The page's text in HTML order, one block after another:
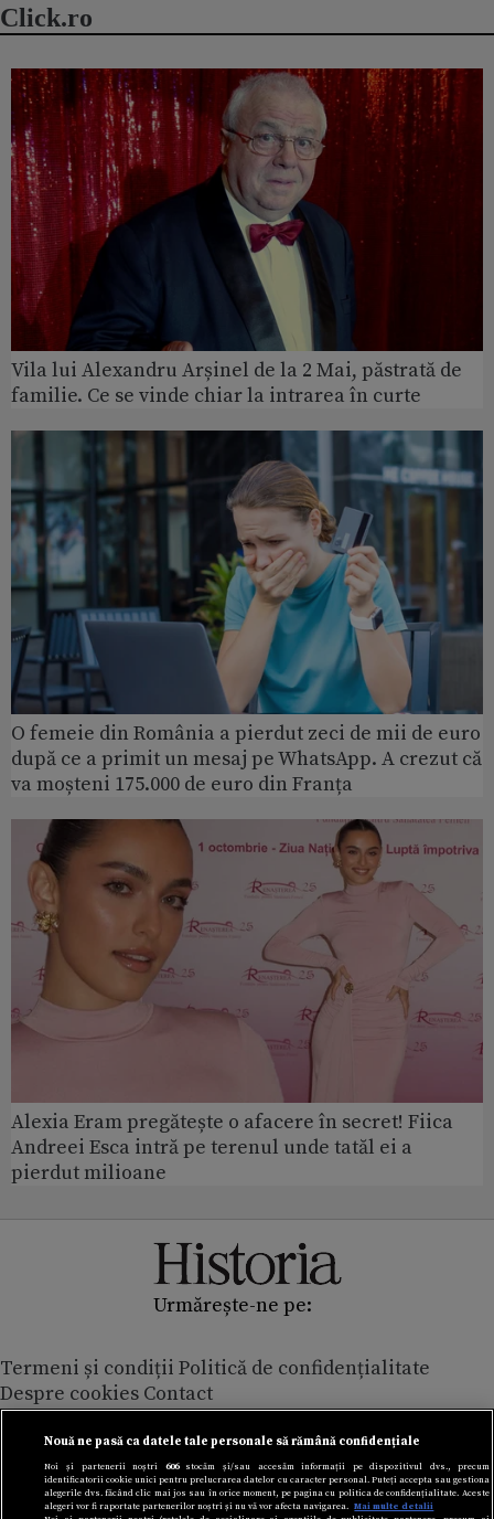
Click.ro
Vila lui Alexandru Arșinel de la 2 Mai, păstrată de
familie. Ce se vinde chiar la intrarea în curte
O femeie din România a pierdut zeci de mii de euro
după ce a primit un mesaj pe WhatsApp. A crezut că
va moșteni 175.000 de euro din Franța
Alexia Eram pregătește o afacere în secret! Fiica
Andreei Esca intră pe terenul unde tatăl ei a
pierdut milioane
Urmărește-ne pe:
Termeni și condiții Politică de confidențialitate
Despre cookies Contact
Modifică preferințe pentru confidențialitate
© Toate drepturile rezervate Adevarul Holding 2026
Din rețeaua Adevărul Holding:
Nouă ne pasă ca datele tale personale să rămână confidențiale
Noi și partenerii noștri 606stocăm și/sau accesăm informații pe dispozitivul dvs., precum
identificatorii cookie unici pentru prelucrarea datelor cu caracter personal. Puteți accepta sau gestiona
alegerile dvs. făcând clic mai jos sau în orice moment, pe pagina cu politica de confidențialitate. Aceste
alegeri vor fi raportate partenerilor noștri și nu vă vor afecta navigarea. Mai multe detalii